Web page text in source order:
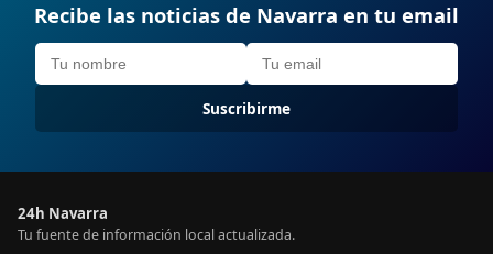
Recibe las noticias de Navarra en tu email
Suscribirme
24h Navarra
Tu fuente de información local actualizada.